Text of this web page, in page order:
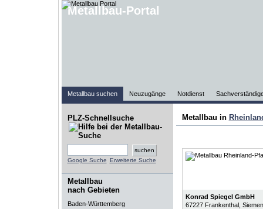
Metallbau-Portal
Metallbau suchen Neuzugänge Notdienst
PLZ-Schnellsuche
Google Suche Erweiterte Suche
Metallbau
nach Gebieten
Baden-Württemberg
Metallbau in
Konrad Spiegel GmbH
67227 Frankenthal,